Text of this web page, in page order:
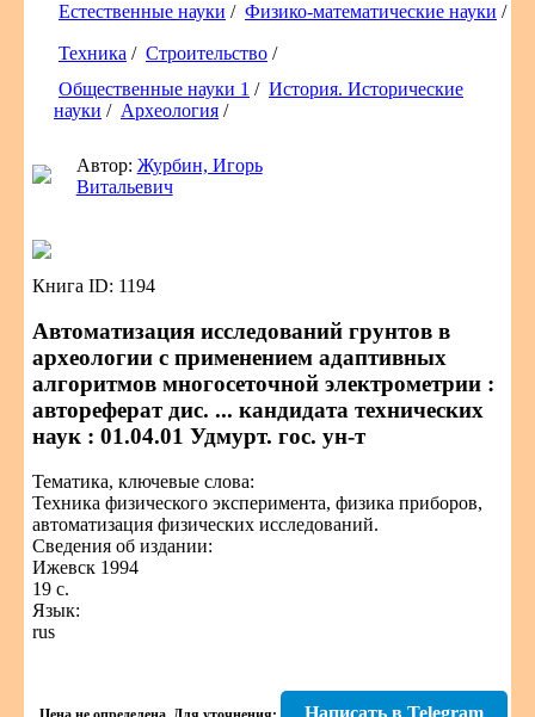
Естественные науки / Физико-математические науки /
Техника / Строительство /
Общественные науки 1 / История. Исторические
науки / Археология /
Автор: Журбин, Игорь
Витальевич
Книга ID: 1194
Автоматизация исследований грунтов в
археологии с применением адаптивных
алгоритмов многосеточной электрометрии :
автореферат дис. ... кандидата технических
наук : 01.04.01 Удмурт. гос. ун-т
Тематика, ключевые слова:
Техника физического эксперимента, физика приборов,
автоматизация физических исследований.
Сведения об издании:
Ижевск 1994
19 с.
Язык:
rus
Написать в Telegram